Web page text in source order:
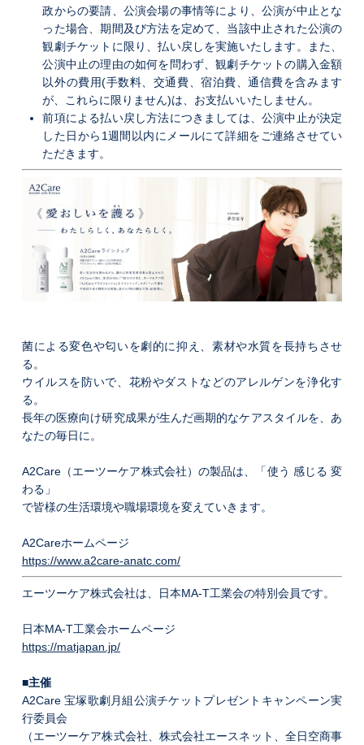
政からの要請、公演会場の事情等により、公演が中止とな
った場合、期間及び方法を定めて、当該中止された公演の
観劇チケットに限り、払い戻しを実施いたします。また、
公演中止の理由の如何を問わず、観劇チケットの購入金額
以外の費用(手数料、交通費、宿泊費、通信費を含みます
が、これらに限りません)は、お支払いいたしません。
前項による払い戻し方法につきましては、公演中止が決定
した日から1週間以内にメールにて詳細をご連絡させてい
ただきます。
菌による変色や匂いを劇的に抑え、素材や水質を長持ちさせ
る。
ウイルスを防いで、花粉やダストなどのアレルゲンを浄化す
る。
長年の医療向け研究成果が生んだ画期的なケアスタイルを、あ
なたの毎日に。
A2Care（エーツーケア株式会社）の製品は、「使う 感じる 変
わる」
で皆様の生活環境や職場環境を変えていきます。
A2Careホームページ
https://www.a2care-anatc.com/
エーツーケア株式会社は、日本MA-T工業会の特別会員です。
日本MA-T工業会ホームページ
https://matjapan.jp/
■主催
A2Care 宝塚歌劇月組公演チケットプレゼントキャンペーン実
行委員会
（エーツーケア株式会社、株式会社エースネット、全日空商事